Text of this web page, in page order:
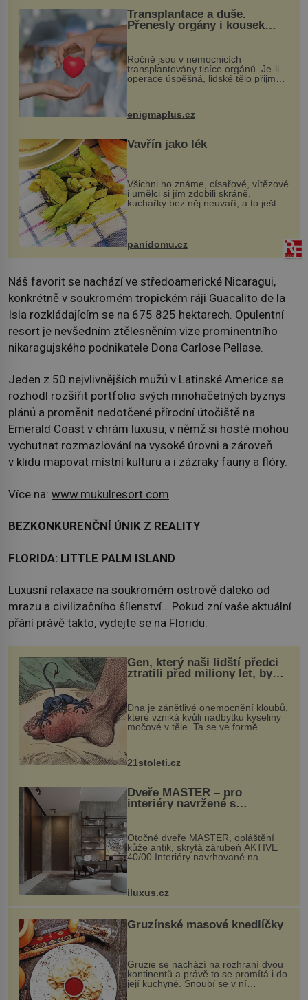
Transplantace a duše.
Přenesly orgány i kousek
Ročně jsou v nemocnicích
transplantovány tisíce orgánů. Je-li
operace úspěšná, lidské tělo přijme
enigmaplus.cz
Vavřín jako lék
Všichni ho známe, císařové, vítězové
i umělci si jím zdobili skráně,
kuchařky bez něj neuvaří, a to ještě
nevíte, že bobkový list může výrazně
zmírnit některé naše neduhy.
Obsahuje v malém množství ně...
panidomu.cz
Náš favorit se nachází ve středoamerické Nicaragui,
konkrétně v soukromém tropickém ráji Guacalito de la
Isla rozkládajícím se na 675 825 hektarech. Opulentní
resort je nevšedním ztělesněním vize prominentního
nikaragujského podnikatele Dona Carlose Pellase.
Jeden z 50 nejvlivnějších mužů v Latinské Americe se
rozhodl rozšířit portfolio svých mnohačetných byznys
plánů a proměnit nedotčené přírodní útočiště na
Emerald Coast v chrám luxusu, v němž si hosté mohou
vychutnat rozmazlování na vysoké úrovni a zároveň
v klidu mapovat místní kulturu a i zázraky fauny a flóry.
Více na: www.mukulresort.com
BEZKONKURENČNÍ ÚNIK Z REALITY
FLORIDA: LITTLE PALM ISLAND
Luxusní relaxace na soukromém ostrově daleko od
mrazu a civilizačního šílenství… Pokud zní vaše aktuální
přání právě takto, vydejte se na Floridu.
Gen, který naši lidští předci
ztratili před miliony let, by
mohl pomoci s léčbou
„nemoci králů“
Dna je zánětlivé onemocnění kloubů,
které vzniká kvůli nadbytku kyseliny
močové v těle. Ta se ve formě
nohou, a způsobuje bole...
21stoleti.cz
Dveře MASTER – pro
interiéry navržené s
rozumem i vášní!
Otočné dveře MASTER, opláštění
kůže antik, skrytá zárubeň AKTIVE
40/00 Interiéry navrhované na
zakázku často vyžadují atypické
rozměry nejen nábytku, ale i
dnes umož...
iluxus.cz
Gruzínské masové knedlíčky
Gruzie se nachází na rozhraní dvou
kontinentů a právě to se promítá i do
její kuchyně. Snoubí se v ní
evropské a asijské chutě a díky tomu